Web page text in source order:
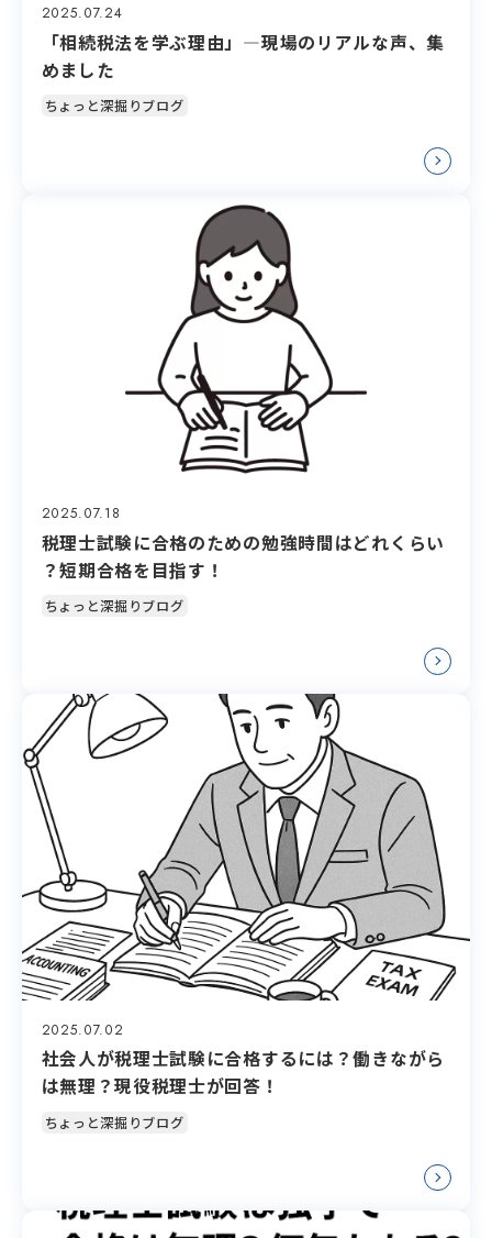
2025.07.24
「相続税法を学ぶ理由」―現場のリアルな声、集
めました
ちょっと深掘りブログ
2025.07.18
税理士試験に合格のための勉強時間はどれくらい
？短期合格を目指す！
ちょっと深掘りブログ
2025.07.02
社会人が税理士試験に合格するには？働きながら
は無理？現役税理士が回答！
ちょっと深掘りブログ